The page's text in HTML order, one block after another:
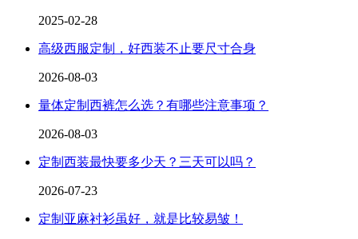
2025-02-28
高级西服定制，好西装不止要尺寸合身
2026-08-03
量体定制西裤怎么选？有哪些注意事项？
2026-08-03
定制西装最快要多少天？三天可以吗？
2026-07-23
定制亚麻衬衫虽好，就是比较易皱！